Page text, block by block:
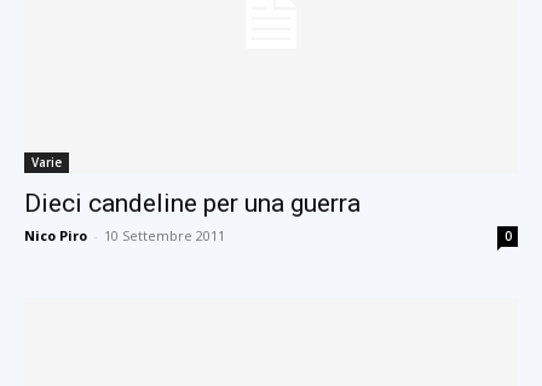
Varie
Dieci candeline per una guerra
Nico Piro - 10 Settembre 2011 0